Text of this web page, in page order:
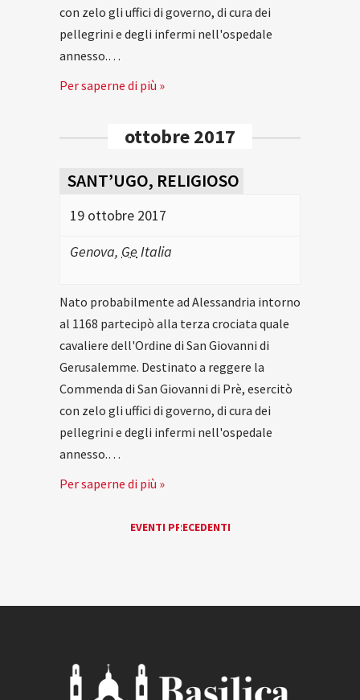
con zelo gli uffici di governo, di cura dei
pellegrini e degli infermi nell'ospedale
annesso.…
Per saperne di più »
ottobre 2017
SANT’UGO, RELIGIOSO
19 ottobre 2017
Genova, Ge Italia
Nato probabilmente ad Alessandria intorno
al 1168 partecipò alla terza crociata quale
cavaliere dell'Ordine di San Giovanni di
Gerusalemme. Destinato a reggere la
Commenda di San Giovanni di Prè, esercitò
con zelo gli uffici di governo, di cura dei
pellegrini e degli infermi nell'ospedale
annesso.…
Per saperne di più »
EVENTI PRECEDENTI